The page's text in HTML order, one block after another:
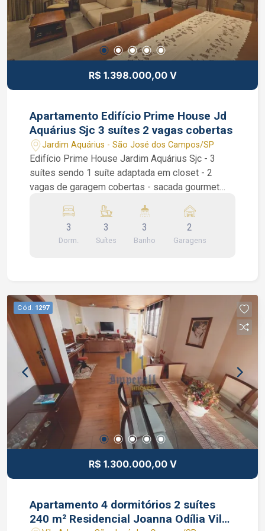
juvenil e churrasqueiras coletivas. Interessados
falar com o Corretor de Imóveis Jocimar Lopes
de CRECI 135.799 (12) 98831-9511 WhatsApp e
Nextel (12) 98137-2979 Vivo
R$ 1.398.000,00 V
Apartamento Edifício Prime House Jd
Aquárius Sjc 3 suítes 2 vagas cobertas
Jardim Aquárius - São José dos Campos/SP
Edifício Prime House Jardim Aquárius Sjc - 3
suítes sendo 1 suíte adaptada em closet - 2
vagas de garagem cobertas - sacada gourmet
116 m², sendo 2 suítes com ar condicionado,
outra suíte com ventilador adaptada em closet,
piso porcelanato Porto Belo, sala de 3 ambientes
instalado, despensa e uma linda cozinha repleta
de armários. Edifício torre única, portaria 24
horas, hall de entrada, salão de festas, salão de
jogos, sauna, gazebo, churrasqueira, playground,
piscinas adulto e infantil, salão de ginástica,
solário e vestiários. Interessados falar com o
corretor de imóveis Jocimar Lopes CRECI
135.799 F (12) 98831-9511 WhatsApp (12)
98137-2979 Vivo
3
Dorm.
3
Suítes
3
Banho
2
Garagens
Cód. 1297
R$ 1.300.000,00 V
Apartamento 4 dormitórios 2 suítes
240 m² Residencial Joanna Odília Vila